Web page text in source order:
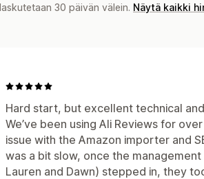
30 päivän välein. Näytä kaikki
Hard start, but excellent technical
We’ve been using Ali Reviews for
issue with the Amazon importer and
was a bit slow, once the
Lauren and Dawn) stepped in, they